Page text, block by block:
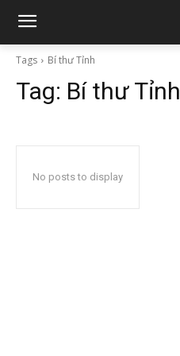
Tags Bí thư Tỉnh
Tag: Bí thư Tỉnh
No posts to display